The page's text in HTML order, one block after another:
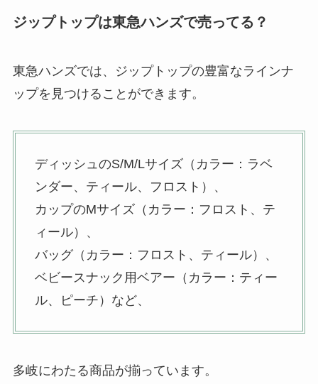
ジップトップは東急ハンズで売ってる？
東急ハンズでは、ジップトップの豊富なラインナ
ップを見つけることができます。
ディッシュのS/М/Lサイズ（カラー：ラベ
ンダー、ティール、フロスト）、
カップのМサイズ（カラー：フロスト、テ
ィール）、
バッグ（カラー：フロスト、ティール）、
ベビースナック用ベアー（カラー：ティー
ル、ピーチ）など、
多岐にわたる商品が揃っています。